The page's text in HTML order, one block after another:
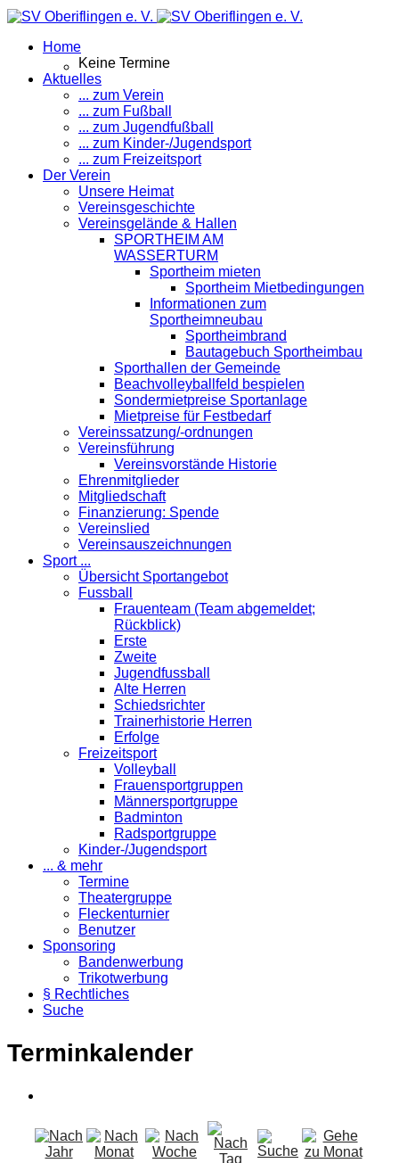
Home
Keine Termine
Aktuelles
... zum Verein
... zum Fußball
... zum Jugendfußball
... zum Kinder-/Jugendsport
... zum Freizeitsport
Der Verein
Unsere Heimat
Vereinsgeschichte
Vereinsgelände & Hallen
SPORTHEIM AM
WASSERTURM
Sportheim mieten
Sportheim Mietbedingungen
Informationen zum
Sportheimneubau
Sportheimbrand
Bautagebuch Sportheimbau
Sporthallen der Gemeinde
Beachvolleyballfeld bespielen
Sondermietpreise Sportanlage
Mietpreise für Festbedarf
Vereinssatzung/-ordnungen
Vereinsführung
Vereinsvorstände Historie
Ehrenmitglieder
Mitgliedschaft
Finanzierung: Spende
Vereinslied
Vereinsauszeichnungen
Sport ...
Übersicht Sportangebot
Fussball
Frauenteam (Team abgemeldet;
Rückblick)
Erste
Zweite
Jugendfussball
Alte Herren
Schiedsrichter
Trainerhistorie Herren
Erfolge
Freizeitsport
Volleyball
Frauensportgruppen
Männersportgruppe
Badminton
Radsportgruppe
Kinder-/Jugendsport
... & mehr
Termine
Theatergruppe
Fleckenturnier
Benutzer
Sponsoring
Bandenwerbung
Trikotwerbung
§ Rechtliches
Suche
Terminkalender